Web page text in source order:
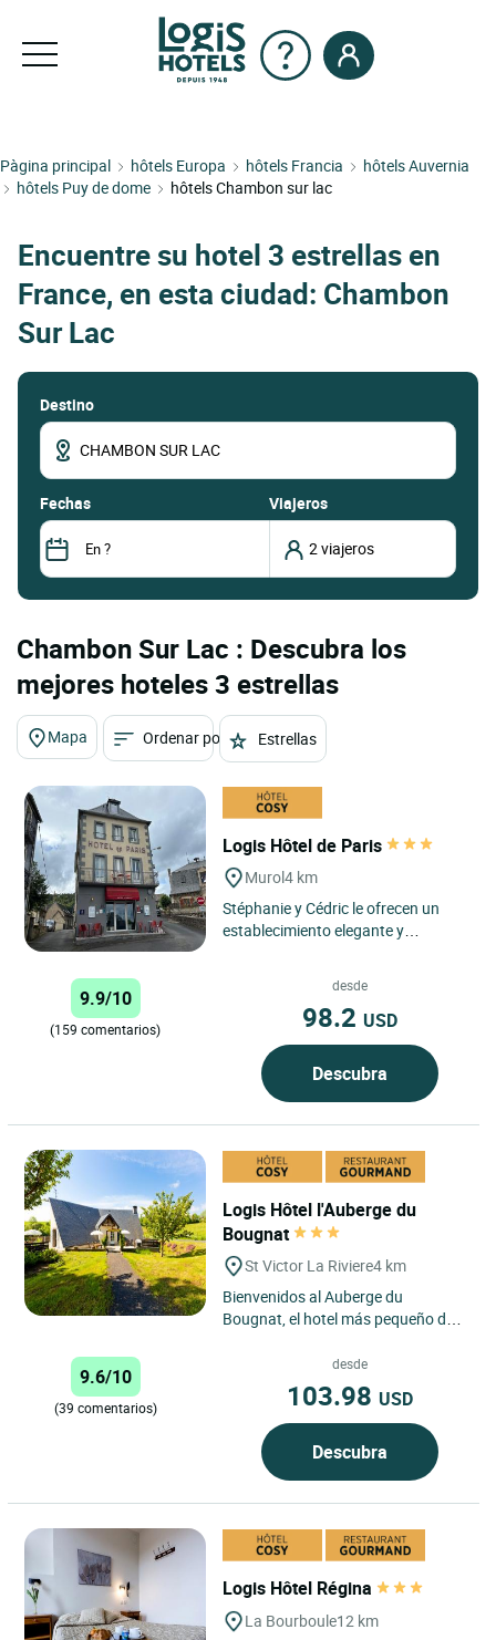
Pàgina principal hôtels Europa hôtels Francia
hôtels Auvernia
hôtels Puy de dome
hôtels Chambon sur lac
Encuentre su hotel 3 estrellas en
France, en esta ciudad: Chambon
Sur Lac
Destino
fechas Viajeros
Chambon Sur Lac : Descubra los
mejores hoteles 3 estrellas
Mapa Ordenar por Estrellas
Logis Hôtel de Paris
Murol4 km
Stéphanie y Cédric le ofrecen un
establecimiento elegante y
9.9/10
(159 comentarios)
desde
98.2 USD
Descubra
Logis Hôtel l'Auberge du
Bougnat
St Victor La Riviere4 km
Bienvenidos al Auberge du
Bougnat, el hotel más pequeño del
Rivière, situado a 5 min....
9.6/10
(39 comentarios)
desde
103.98 USD
Descubra
Logis Hôtel Régina
La Bourboule12 km